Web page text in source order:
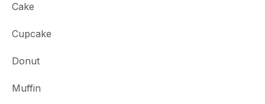
Cake
Cupcake
Donut
Muffin